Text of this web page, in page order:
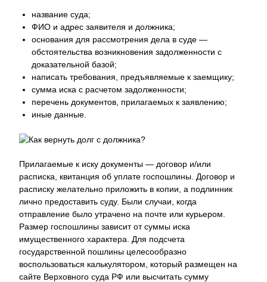
название суда;
ФИО и адрес заявителя и должника;
основания для рассмотрения дела в суде —
обстоятельства возникновения задолженности с
доказательной базой;
написать требования, предъявляемые к заемщику;
сумма иска с расчетом задолженности;
перечень документов, прилагаемых к заявлению;
иные данные.
Прилагаемые к иску документы — договор и/или
расписка, квитанция об уплате госпошлины. Договор и
расписку желательно приложить в копии, а подлинник
лично предоставить суду. Были случаи, когда
отправление было утрачено на почте или курьером.
Размер госпошлины зависит от суммы иска
имущественного характера. Для подсчета
государственной пошлины целесообразно
воспользоваться калькулятором, который размещен на
сайте Верховного суда РФ или высчитать сумму